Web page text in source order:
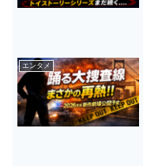
エンタメ